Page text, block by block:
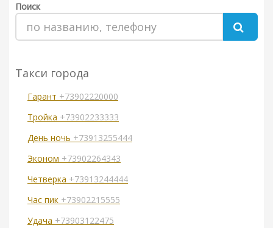
Поиск
Такси города
Гарант +73902220000
Тройка +73902233333
День ночь +73913255444
Эконом +73902264343
Четверка +73913244444
Час пик +73902215555
Удача +73903122475